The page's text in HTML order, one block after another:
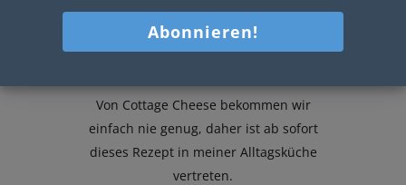
Von Cottage Cheese bekommen wir
einfach nie genug, daher ist ab sofort
dieses Rezept in meiner Alltagsküche
vertreten.